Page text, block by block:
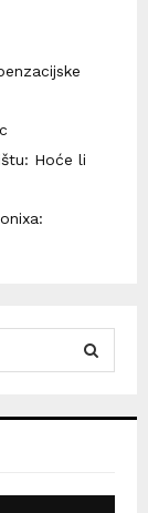
Hoće li